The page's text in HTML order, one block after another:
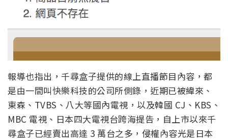
報導也指出，千尋盒子提供的線上直播節目內容，都
是由一間叫快樂科技的公司所側錄，近期已被緯來、
東森、TVBS、八大等國內電視，以及韓國 CJ、KBS、
MBC 電視、日本四大電視台跨海提告，自上市以來千
尋盒子已經賣出高達 3 萬台之多，侵權內容光是日本